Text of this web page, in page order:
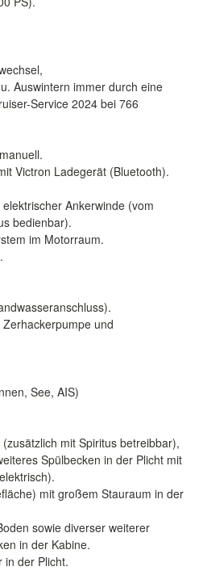
Auswintern immer durch eine
Service 2024 bei 766
Victron Ladegerät (Bluetooth).
Ankerwinde (vom
bedienbar).
im Motorraum.
und
See, AIS)
mit Spiritus betreibbar),
Spülbecken in der Plicht mit
mit großem Stauraum in der
sowie diverser weiterer
in der Kabine.
in der Plicht.